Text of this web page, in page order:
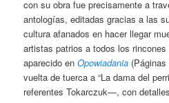
con su obra fue precisamente a
antologías, editadas gracias a las
cultura afanados en hacer llegar
artistas patrios a todos los rincones
aparecido enOpowiadania
vuelta de tuerca a “La dama del
referentes Tokarczuk—, con